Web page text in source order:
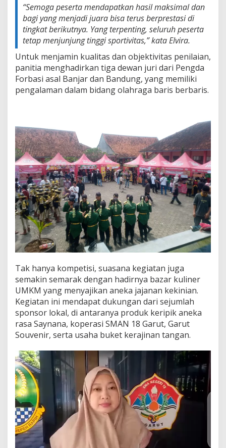
“Semoga peserta mendapatkan hasil maksimal dan
bagi yang menjadi juara bisa terus berprestasi di
tingkat berikutnya. Yang terpenting, seluruh peserta
tetap menjunjung tinggi sportivitas,”kata Elvira.
Untuk menjamin kualitas dan objektivitas penilaian,
panitia menghadirkan tiga dewan juri dari Pengda
Forbasi asal Banjar dan Bandung, yang memiliki
pengalaman dalam bidang olahraga baris berbaris.
Tak hanya kompetisi, suasana kegiatan juga
semakin semarak dengan hadirnya bazar kuliner
UMKM yang menyajikan aneka jajanan kekinian.
Kegiatan ini mendapat dukungan dari sejumlah
sponsor lokal, di antaranya produk keripik aneka
rasa Saynana, koperasi SMAN 18 Garut, Garut
Souvenir, serta usaha buket kerajinan tangan.